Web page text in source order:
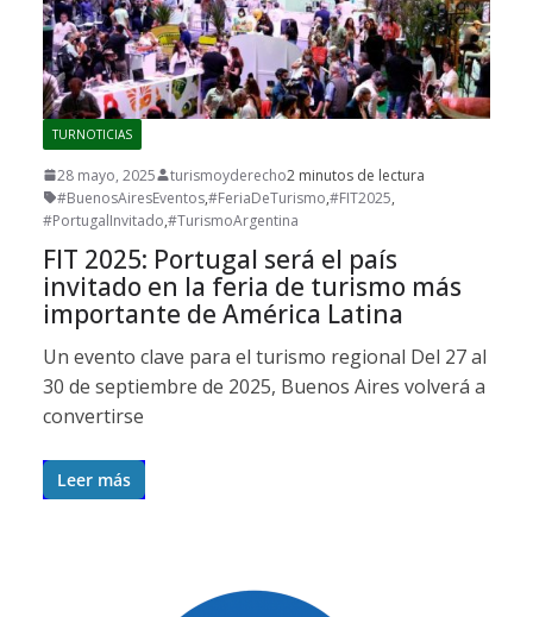
TURNOTICIAS
28 mayo, 2025 turismoyderecho2 minutos de lectura
#BuenosAiresEventos,#FeriaDeTurismo,#FIT2025,
#PortugalInvitado,#TurismoArgentina
FIT 2025: Portugal será el país
invitado en la feria de turismo más
importante de América Latina
Un evento clave para el turismo regional Del 27 al
30 de septiembre de 2025, Buenos Aires volverá a
convertirse
Leer más